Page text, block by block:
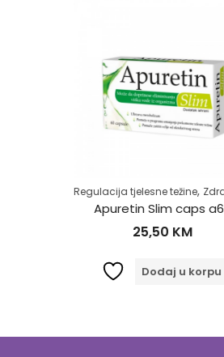
, Samoliječenje,
Regulacija tjelesne težine,Zdrav
Apuretin Slim caps a60
25,50KM
Dodaj u korpu